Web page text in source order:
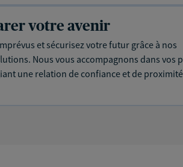
votre avenir
et sécurisez votre futur grâce à nos
Nous vous accompagnons dans vos
une relation de confiance et de